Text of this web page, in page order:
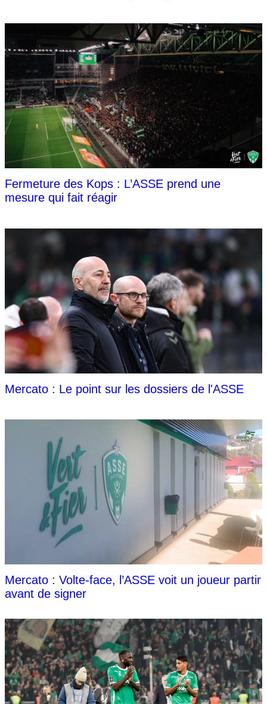
Fermeture des Kops : L’ASSE prend une
mesure qui fait réagir
Mercato : Le point sur les dossiers de l'ASSE
Mercato : Volte-face, l’ASSE voit un joueur partir
avant de signer